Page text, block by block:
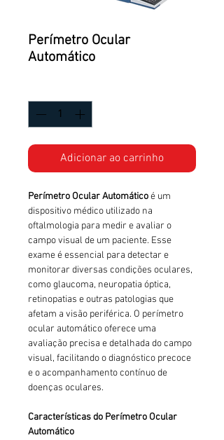
Perímetro Ocular
Automático
Adicionar ao carrinho
Perímetro Ocular Automáticoé um
dispositivo médico utilizado na
oftalmologia para medir e avaliar o
campo visual de um paciente. Esse
exame é essencial para detectar e
monitorar diversas condições oculares,
como glaucoma, neuropatia óptica,
retinopatias e outras patologias que
afetam a visão periférica. O perímetro
ocular automático oferece uma
avaliação precisa e detalhada do campo
visual, facilitando o diagnóstico precoce
e o acompanhamento contínuo de
doenças oculares.
Características do Perímetro Ocular
Automático